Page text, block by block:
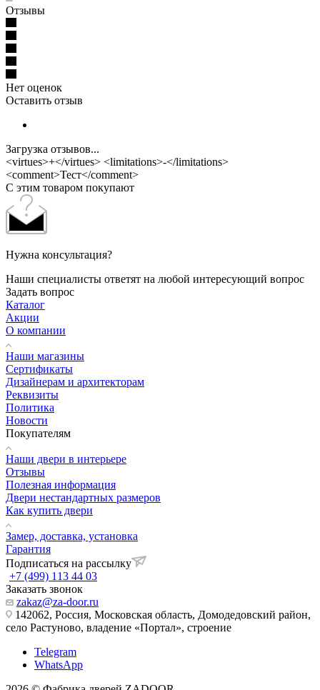
Отзывы
Нет оценок
Оставить отзыв
Загрузка отзывов...
<virtues>+</virtues> <limitations>-</limitations>
<comment>Тест</comment>
С этим товаром покупают
Нужна консультация?
Наши специалисты ответят на любой интересующий вопрос
Задать вопрос
Каталог
Акции
О компании
Наши магазины
Сертификаты
Дизайнерам и архитекторам
Реквизиты
Политика
Новости
Покупателям
Наши двери в интерьере
Отзывы
Полезная информация
Двери нестандартных размеров
Как купить двери
Замер, доставка, установка
Гарантия
Подписаться на рассылку
+7 (499) 113 44 03
Заказать звонок
zakaz@za-door.ru
142062, Россия, Московская область, Домодедовский район,
село Растуново, владение «Портал», строение
Telegram
WhatsApp